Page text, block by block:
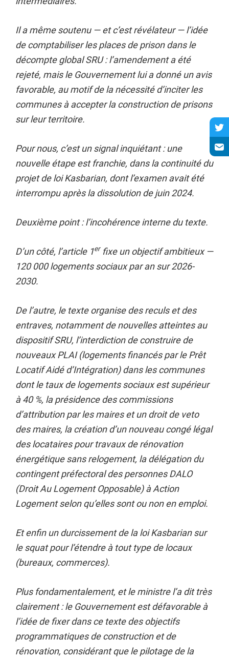
Il a même soutenu — et c’est révélateur — l’idée
de comptabiliser les places de prison dans le
décompte global SRU : l’amendement a été
rejeté, mais le Gouvernement lui a donné un avis
favorable, au motif de la nécessité d’inciter les
communes à accepter la construction de prisons
sur leur territoire.
Pour nous, c’est un signal inquiétant : une
nouvelle étape est franchie, dans la continuité du
projet de loi Kasbarian, dont l’examen avait été
interrompu après la dissolution de juin 2024.
Deuxième point : l’incohérence interne du texte.
D’un côté, l’article 1erfixe un objectif ambitieux —
120 000 logements sociaux par an sur 2026-
2030.
De l’autre, le texte organise des reculs et des
entraves, notamment de nouvelles atteintes au
dispositif SRU, l’interdiction de construire de
nouveaux PLAI (logements financés par le Prêt
Locatif Aidé d’Intégration) dans les communes
dont le taux de logements sociaux est supérieur
à 40 %, la présidencedes commissions
d’attribution par les maires et un droit de veto
des maires, la création d’un nouveau congé légal
des locataires pour travaux de rénovation
énergétique sans relogement, la délégation du
contingent préfectoral des personnes DALO
(Droit Au Logement Opposable) à Action
Logement selon qu’elles sont ou non en emploi.
Et enfin un durcissement de la loi Kasbarian sur
le squat pour l’étendre à tout type de locaux
(bureaux, commerces).
Plus fondamentalement, et le ministre l’a dit très
clairement : le Gouvernement est défavorable à
l’idée de fixer dans ce texte des objectifs
programmatiques de construction et de
rénovation, considérant que le pilotage de la